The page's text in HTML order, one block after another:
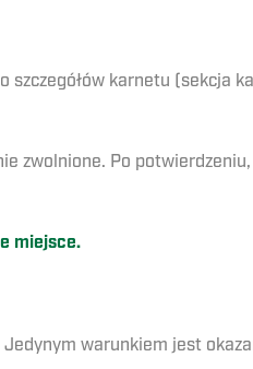
karnetu (sekcja
zwolnione. Po
miejsce.
warunkiem jest